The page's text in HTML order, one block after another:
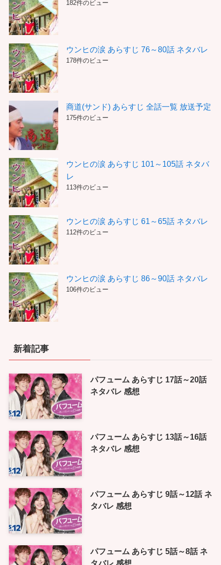
182件のビュー
ウンヒの涙 あらすじ 76～80話 ネタバレ
178件のビュー
商道(サンド) あらすじ 全話一覧 放送予定
175件のビュー
ウンヒの涙 あらすじ 101～105話 ネタバ
レ
113件のビュー
ウンヒの涙 あらすじ 61～65話 ネタバレ
112件のビュー
ウンヒの涙 あらすじ 86～90話 ネタバレ
106件のビュー
新着記事
パフューム あらすじ 17話～20話
ネタバレ 感想
パフューム あらすじ 13話～16話
ネタバレ 感想
パフューム あらすじ 9話～12話 ネ
タバレ 感想
パフューム あらすじ 5話～8話 ネ
タバレ 感想